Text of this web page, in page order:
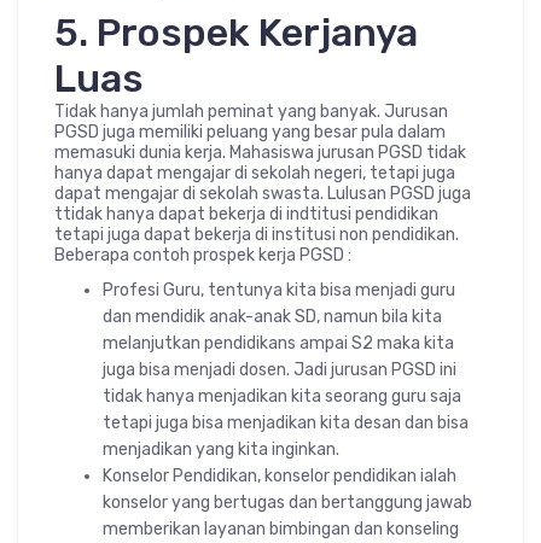
5. Prospek Kerjanya
Luas
Tidak hanya jumlah peminat yang banyak. Jurusan
PGSD juga memiliki peluang yang besar pula dalam
memasuki dunia kerja. Mahasiswa jurusan PGSD tidak
hanya dapat mengajar di sekolah negeri, tetapi juga
dapat mengajar di sekolah swasta. Lulusan PGSD juga
ttidak hanya dapat bekerja di indtitusi pendidikan
tetapi juga dapat bekerja di institusi non pendidikan.
Beberapa contoh prospek kerja PGSD :
Profesi Guru, tentunya kita bisa menjadi guru
dan mendidik anak-anak SD, namun bila kita
melanjutkan pendidikans ampai S2 maka kita
juga bisa menjadi dosen. Jadi jurusan PGSD ini
tidak hanya menjadikan kita seorang guru saja
tetapi juga bisa menjadikan kita desan dan bisa
menjadikan yang kita inginkan.
Konselor Pendidikan, konselor pendidikan ialah
konselor yang bertugas dan bertanggung jawab
memberikan layanan bimbingan dan konseling